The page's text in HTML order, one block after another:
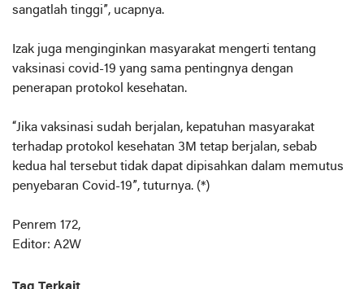
sangatlah tinggi”, ucapnya.
Izak juga menginginkan masyarakat mengerti tentang
vaksinasi covid-19 yang sama pentingnya dengan
penerapan protokol kesehatan.
“Jika vaksinasi sudah berjalan, kepatuhan masyarakat
terhadap protokol kesehatan 3M tetap berjalan, sebab
kedua hal tersebut tidak dapat dipisahkan dalam memutus
penyebaran Covid-19”, tuturnya. (*)
Penrem 172,
Editor: A2W